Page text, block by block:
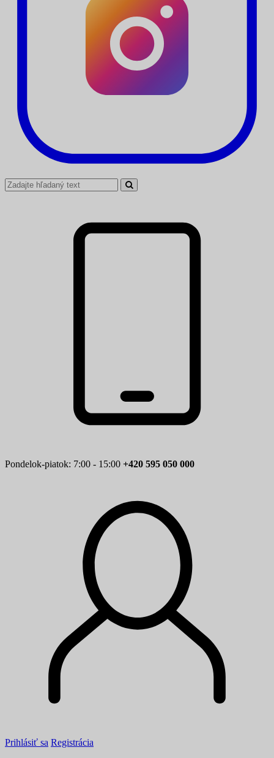
Pondelok-piatok: 7:00 - 15:00 +420 595 050 000
Prihlásiť sa Registrácia